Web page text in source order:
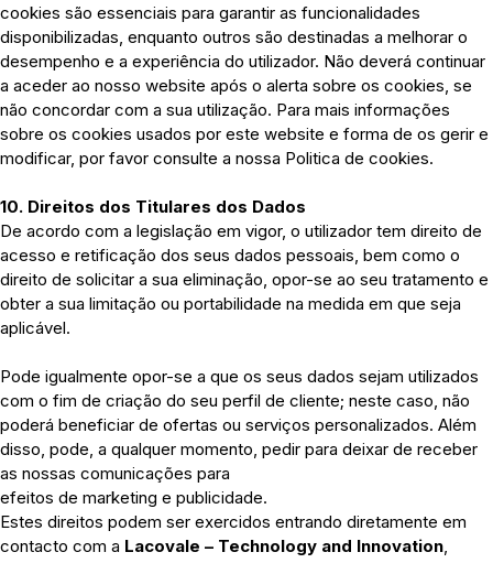
cookies são essenciais para garantir as funcionalidades
disponibilizadas, enquanto outros são destinadas a melhorar o
desempenho e a experiência do utilizador. Não deverá continuar
a aceder ao nosso website após o alerta sobre os cookies, se
não concordar com a sua utilização. Para mais informações
sobre os cookies usados por este website e forma de os gerir e
modificar, por favor consulte a nossa Politica de cookies.
10. Direitos dos Titulares dos Dados
De acordo com a legislação em vigor, o utilizador tem direito de
acesso e retificação dos seus dados pessoais, bem como o
direito de solicitar a sua eliminação, opor-se ao seu tratamento e
obter a sua limitação ou portabilidade na medida em que seja
aplicável.
Pode igualmente opor-se a que os seus dados sejam utilizados
com o fim de criação do seu perfil de cliente; neste caso, não
poderá beneficiar de ofertas ou serviços personalizados. Além
disso, pode, a qualquer momento, pedir para deixar de receber
as nossas comunicações para
efeitos de marketing e publicidade.
Estes direitos podem ser exercidos entrando diretamente em
contacto com a Lacovale – Technology and Innovation,